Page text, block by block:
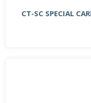
CT-SC SPECIAL